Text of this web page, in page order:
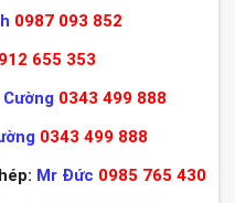
0987 093 852
655 353
0343 499 888
0343 499 888
Mr Đức 0985 765 430